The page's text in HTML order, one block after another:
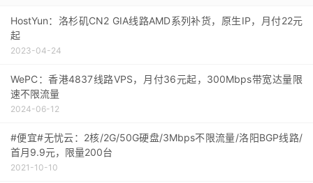
HostYun：洛杉矶CN2 GIA线路AMD系列补货，原生IP，月付22元
起
2023-04-24
WePC：香港4837线路VPS，月付36元起，300Mbps带宽达量限
速不限流量
2024-06-12
#便宜#无忧云：2核/2G/50G硬盘/3Mbps不限流量/洛阳BGP线路/
首月9.9元，限量200台
2021-10-10